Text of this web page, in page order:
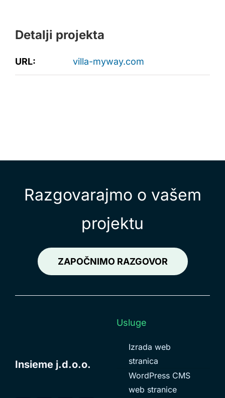
Detalji projekta
URL: villa-myway.com
Razgovarajmo o vašem
projektu
ZAPOČNIMO RAZGOVOR
Insieme j.d.o.o.
Usluge
Izrada web
stranica
WordPress CMS
web stranice